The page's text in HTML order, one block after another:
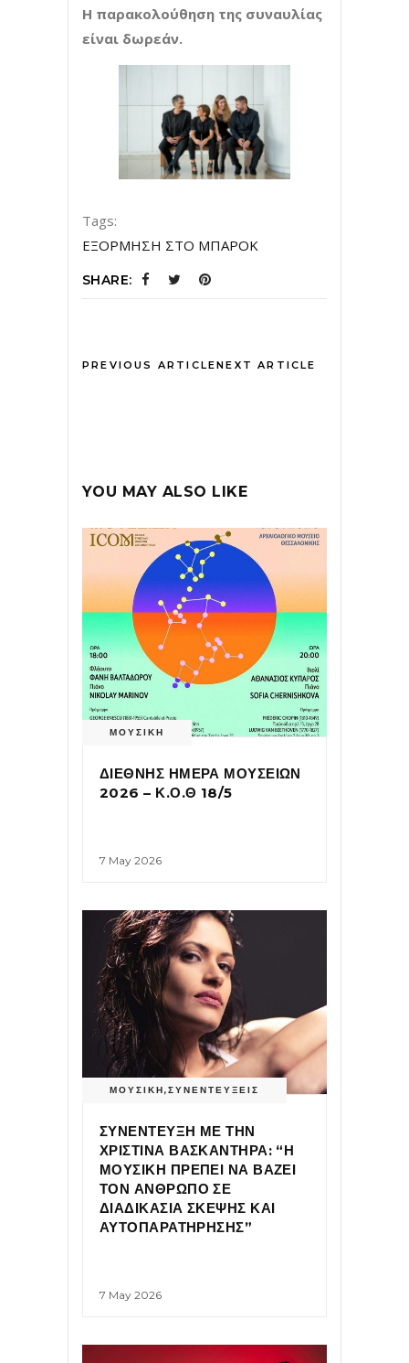
Η παρακολούθηση της συναυλίας
είναι δωρεάν.
Tags:
ΕΞΟΡΜΗΣΗ ΣΤΟ ΜΠΑΡΟΚ
SHARE:
PREVIOUS ARTICLENEXT ARTICLE
YOU MAY ALSO LIKE
ΜΟΥΣΙΚΗ
ΔΙΕΘΝΗΣ ΗΜΕΡΑ ΜΟΥΣΕΙΩΝ
2026 – Κ.Ο.Θ 18/5
7 May 2026
ΜΟΥΣΙΚΗ,ΣΥΝΕΝΤΕΥΞΕΙΣ
ΣΥΝΕΝΤΕΥΞΗ ΜΕ ΤΗΝ
ΧΡΙΣΤΙΝΑ ΒΑΣΚΑΝΤΗΡΑ: “Η
ΜΟΥΣΙΚΗ ΠΡΕΠΕΙ ΝΑ ΒΑΖΕΙ
ΤΟΝ ΑΝΘΡΩΠΟ ΣΕ
ΔΙΑΔΙΚΑΣΙΑ ΣΚΕΨΗΣ ΚΑΙ
ΑΥΤΟΠΑΡΑΤΗΡΗΣΗΣ”
7 May 2026